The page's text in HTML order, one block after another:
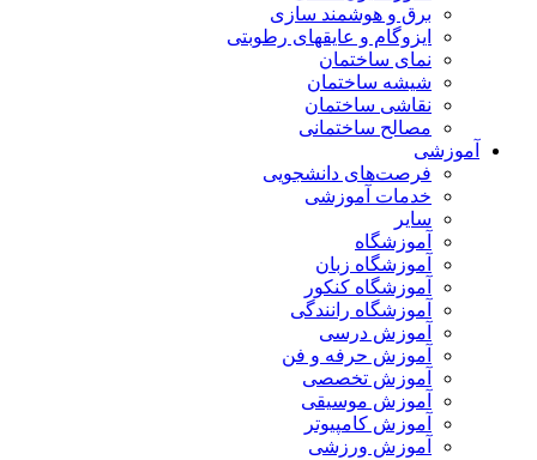
برق و هوشمند سازی
ایزوگام و عایقهای رطوبتی
نمای ساختمان
شیشه ساختمان
نقاشی ساختمان
مصالح ساختمانی
آموزشی
فرصت‌های دانشجویی
خدمات آموزشی
سایر
آموزشگاه
آموزشگاه زبان
آموزشگاه کنکور
آموزشگاه رانندگی
آموزش درسی
آموزش حرفه و فن
آموزش تخصصی
آموزش موسیقی
آموزش کامپیوتر
آموزش ورزشی